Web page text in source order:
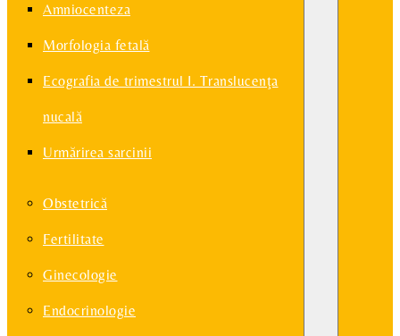
Amniocenteza
Morfologia fetală
Ecografia de trimestrul I. Translucenţa
nucală
Urmărirea sarcinii
Obstetrică
Fertilitate
Ginecologie
Endocrinologie